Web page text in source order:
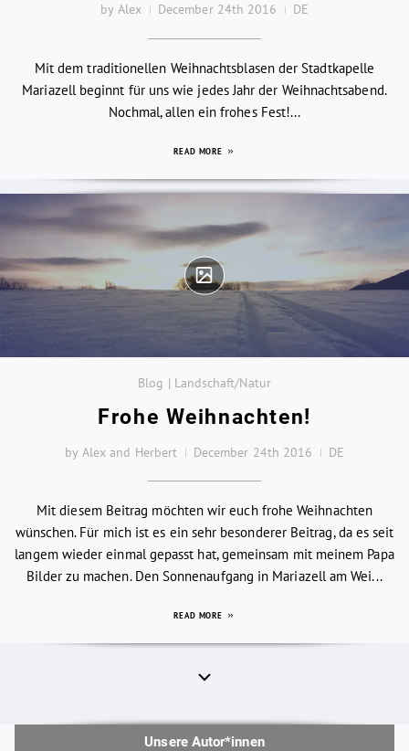
by Alex December 24th 2016 DE
Mit dem traditionellen Weihnachtsblasen der Stadtkapelle
Mariazell beginnt für uns wie jedes Jahr der Weihnachtsabend.
Nochmal, allen ein frohes Fest!...
READ MORE
Blog | Landschaft/Natur
Frohe Weihnachten!
by Alex and Herbert December 24th 2016 DE
Mit diesem Beitrag möchten wir euch frohe Weihnachten
wünschen. Für mich ist es ein sehr besonderer Beitrag, da es seit
langem wieder einmal gepasst hat, gemeinsam mit meinem Papa
Bilder zu machen. Den Sonnenaufgang in Mariazell am Wei...
READ MORE
Unsere Autor*innen